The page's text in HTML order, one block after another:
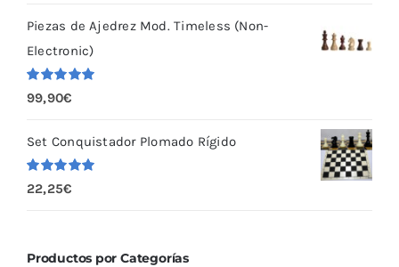
Piezas de Ajedrez Mod. Timeless (Non-
Electronic)
Valorado
con 5.00
99,90€
Set Conquistador Plomado Rígido
Valorado
con
5.00
22,25€
Productos por Categorías